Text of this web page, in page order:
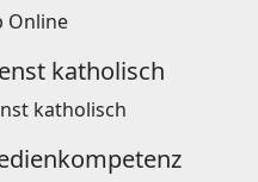
Online
katholisch